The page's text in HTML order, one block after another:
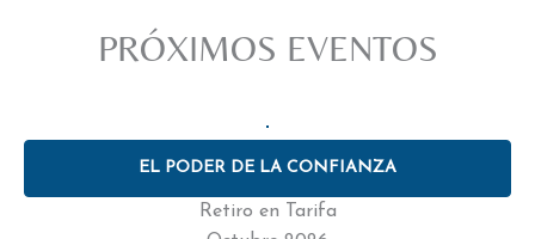
PRÓXIMOS EVENTOS
EL PODER DE LA CONFIANZA
Retiro en Tarifa